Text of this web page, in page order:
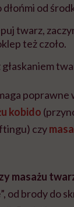
dłońmi od
twarz,
też czoło.
poprawne
kobido
czy
masażu
od brody do